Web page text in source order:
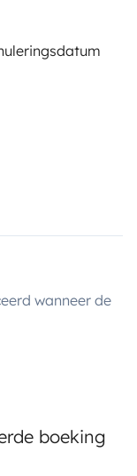
wanneer de
boeking